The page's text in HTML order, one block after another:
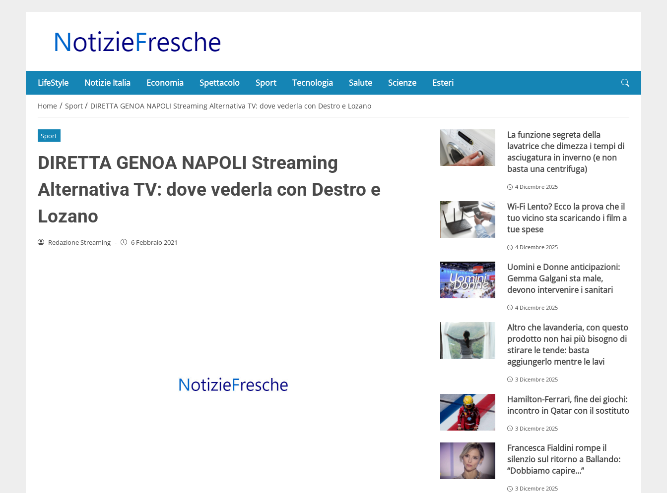
LifeStyle Notizie Italia Economia Spettacolo Sport Tecnologia Salute Scienze Esteri
Home / Sport / DIRETTA GENOA NAPOLI Streaming Alternativa TV: dove vederla con Destro e Lozano
Sport
DIRETTA GENOA NAPOLI Streaming
Alternativa TV: dove vederla con Destro e
Lozano
Redazione Streaming - 6 Febbraio 2021
La funzione segreta della
lavatrice che dimezza i tempi di
asciugatura in inverno (e non
basta una centrifuga)
4 Dicembre 2025
Wi-Fi Lento? Ecco la prova che il
tuo vicino sta scaricando i film a
tue spese
4 Dicembre 2025
Uomini e Donne anticipazioni:
Gemma Galgani sta male,
devono intervenire i sanitari
4 Dicembre 2025
Altro che lavanderia, con questo
prodotto non hai più bisogno di
stirare le tende: basta
aggiungerlo mentre le lavi
3 Dicembre 2025
Hamilton-Ferrari, fine dei giochi:
incontro in Qatar con il sostituto
3 Dicembre 2025
Francesca Fialdini rompe il
silenzio sul ritorno a Ballando:
“Dobbiamo capire…”
3 Dicembre 2025